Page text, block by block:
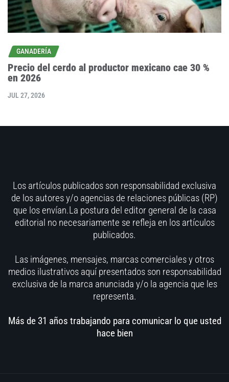
GANADERÍA
Precio del cerdo al productor mexicano cae 30 %
en 2026
JUL 27, 2026
Los artículos publicados son responsabilidad exclusiva
de los autores y/o agencias de relaciones públicas (RP)
que los envían.La postura del editor general de la casa
editorial no necesariamente se refleja en los artículos
publicados.
Las imágenes, mensajes, marcas comerciales y otros
medios ilustrativos aquí presentados son responsabilidad
exclusiva de la marca anunciada y/o la agencia que les
representa.
Más de 31 años trabajando para comunicar lo que usted
hace bien